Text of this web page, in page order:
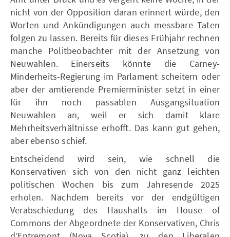
nicht von der Opposition daran erinnert würde, den
Worten und Ankündigungen auch messbare Taten
folgen zu lassen. Bereits für dieses Frühjahr rechnen
manche Politbeobachter mit der Ansetzung von
Neuwahlen. Einerseits könnte die Carney-
Minderheits-Regierung im Parlament scheitern oder
aber der amtierende Premierminister setzt in einer
für ihn noch passablen Ausgangsituation
Neuwahlen an, weil er sich damit klare
Mehrheitsverhältnisse erhofft. Das kann gut gehen,
aber ebenso schief.
Entscheidend wird sein, wie schnell die
Konservativen sich von den nicht ganz leichten
politischen Wochen bis zum Jahresende 2025
erholen. Nachdem bereits vor der endgültigen
Verabschiedung des Haushalts im House of
Commons der Abgeordnete der Konservativen, Chris